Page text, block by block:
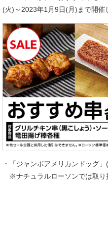
(火)～2023年1月9日(月)まで開催
・「ジャンボアメリカンドッ
※ナチュラルローソンでは取り